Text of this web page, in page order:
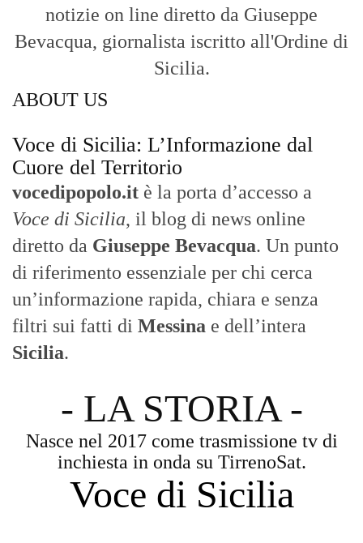
notizie on line diretto da Giuseppe
Bevacqua, giornalista iscritto all'Ordine di
Sicilia.
ABOUT US
Voce di Sicilia: L’Informazione dal
Cuore del Territorio
vocedipopolo.it è la porta d’accesso a
Voce di Sicilia, il blog di news online
diretto da Giuseppe Bevacqua. Un punto
di riferimento essenziale per chi cerca
un’informazione rapida, chiara e senza
filtri sui fatti di Messina e dell’intera
Sicilia.
- LA STORIA -
Nasce nel 2017 come trasmissione tv di
inchiesta in onda su TirrenoSat.
Voce di Sicilia